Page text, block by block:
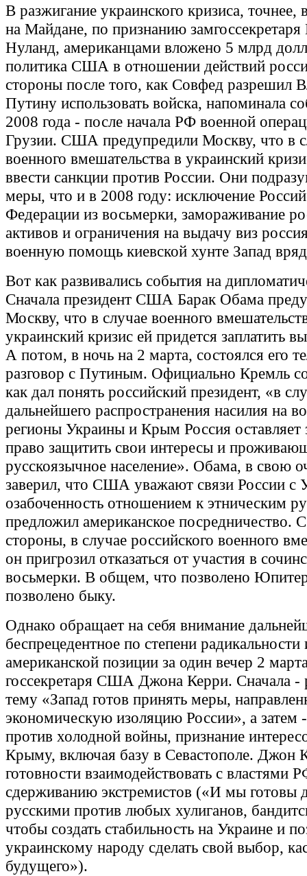
В разжигание украинского кризиса,
на Майдане, по признанию
Нуланд, американцами вложено 5 млрд
политика США в отношении действий
стороны после того, как Совфед разрешил
Путину использовать войска, напоминала
2008 года - после начала РФ военной
Грузии. США предупредили Москву, что в
военного вмешательства в украинский
ввести санкции против России. Они
меры, что и в 2008 году: исключение
Федерации из восьмерки, замораживание
активов и ограничения на выдачу виз
военную помощь киевской хунте Запад
Вот как развивались события на
Сначала президент США Барак Обама
Москву, что в случае военного
украинский кризис ей придется заплатить
А потом, в ночь на 2 марта, состоялся его
разговор с Путиным. Официально Кремль
как дал понять российский президент, «в
дальнейшего распространения насилия на
регионы Украины и Крым Россия оставляет
право защитить свои интересы и
русскоязычное население». Обама, в свою
заверил, что США уважают связи России с
озабоченность отношением к этническим
предложил американское посредничество.
стороны, в случае российского военного
он пригрозил отказаться от участия в
восьмерки. В общем, что позволено
позволено быку.
Однако обращает на себя внимание
беспрецедентное по степени радикальности
американской позиции за один вечер 2
госсекретаря США Джона Керри. Сначала -
тему «Запад готов принять меры,
экономическую изоляцию России», а затем
против холодной войны, признание
Крыму, включая базу в Севастополе. Джон
готовности взаимодействовать с властями
сдерживанию экстремистов («И мы готовы
русскими против любых хулиганов,
чтобы создать стабильность на Украине и
украинскому народу сделать свой выбор,
будущего»).